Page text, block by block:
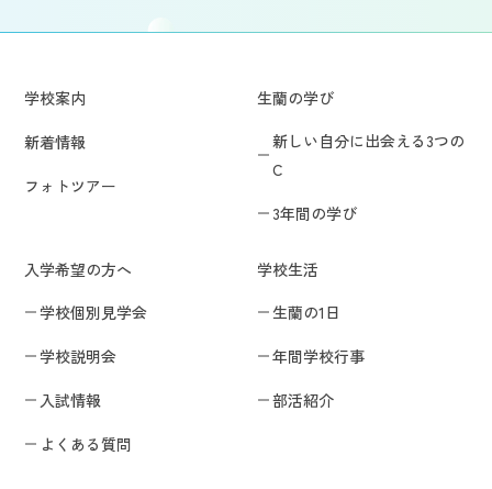
学校案内
新着情報
フォトツアー
生蘭の学び
新しい自分に出会える3つの
C
3年間の学び
入学希望の方へ
学校個別見学会
学校説明会
入試情報
よくある質問
学校生活
生蘭の1日
年間学校行事
部活紹介